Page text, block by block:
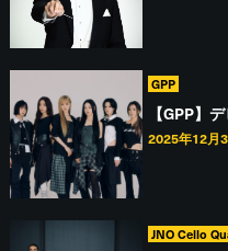
GPP
【GPP】
2025年12月
JNO Cello